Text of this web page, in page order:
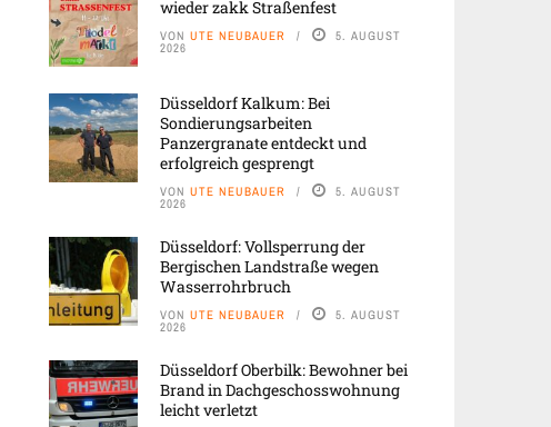
wieder zakk Straßenfest
VON UTE NEUBAUER 5. AUGUST
2026
Düsseldorf Kalkum: Bei
Sondierungsarbeiten
Panzergranate entdeckt und
erfolgreich gesprengt
VON UTE NEUBAUER 5. AUGUST
2026
Düsseldorf: Vollsperrung der
Bergischen Landstraße wegen
Wasserrohrbruch
VON UTE NEUBAUER 5. AUGUST
2026
Düsseldorf Oberbilk: Bewohner bei
Brand in Dachgeschosswohnung
leicht verletzt